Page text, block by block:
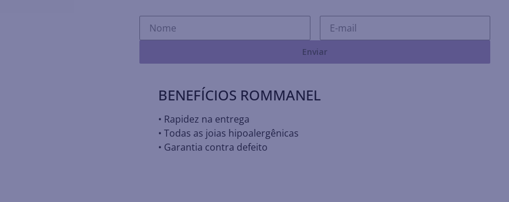
Enviar
BENEFÍCIOS ROMMANEL
• Rapidez na entrega
• Todas as joias hipoalergênicas
• Garantia contra defeito